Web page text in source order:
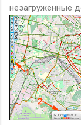
незагруженные